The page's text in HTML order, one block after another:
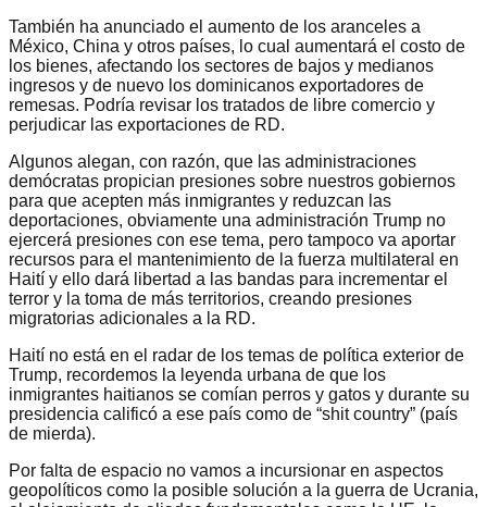
También ha anunciado el aumento de los aranceles a
México, China y otros países, lo cual aumentará el costo de
los bienes, afectando los sectores de bajos y medianos
ingresos y de nuevo los dominicanos exportadores de
remesas. Podría revisar los tratados de libre comercio y
perjudicar las exportaciones de RD.
Algunos alegan, con razón, que las administraciones
demócratas propician presiones sobre nuestros gobiernos
para que acepten más inmigrantes y reduzcan las
deportaciones, obviamente una administración Trump no
ejercerá presiones con ese tema, pero tampoco va aportar
recursos para el mantenimiento de la fuerza multilateral en
Haití y ello dará libertad a las bandas para incrementar el
terror y la toma de más territorios, creando presiones
migratorias adicionales a la RD.
Haití no está en el radar de los temas de política exterior de
Trump, recordemos la leyenda urbana de que los
inmigrantes haitianos se comían perros y gatos y durante su
presidencia calificó a ese país como de “shit country” (país
de mierda).
Por falta de espacio no vamos a incursionar en aspectos
geopolíticos como la posible solución a la guerra de Ucrania,